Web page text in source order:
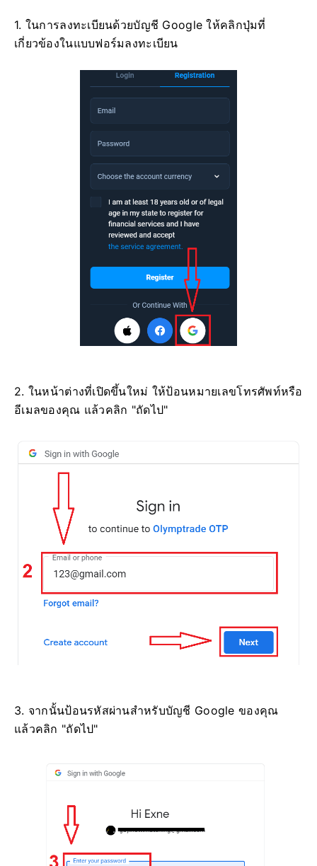
1. ในการลงทะเบียนด้วยบัญชี Google ให้คลิกปุ่มที่
เกี่ยวข้องในแบบฟอร์มลงทะเบียน
2. ในหน้าต่างที่เปิดขึ้นใหม่ ให้ป้อนหมายเลขโทรศัพท์หรือ
อีเมลของคุณ แล้วคลิก "ถัดไป"
3. จากนั้นป้อนรหัสผ่านสำหรับบัญชี Google ของคุณ
แล้วคลิก "ถัดไป"